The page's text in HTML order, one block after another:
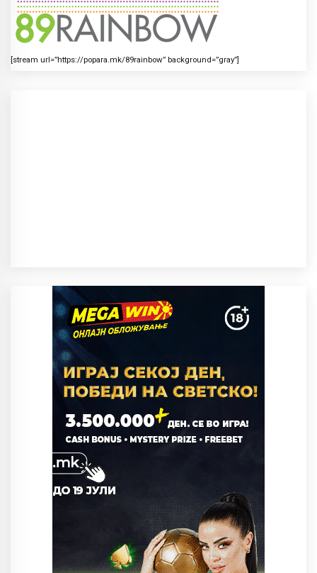
[stream url=”https://popara.mk/89rainbow” background=”gray”]